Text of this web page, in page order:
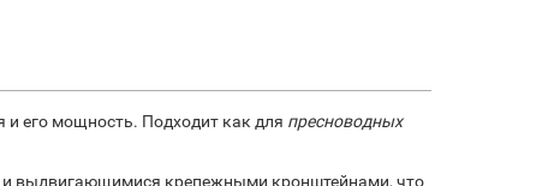
его мощность. Подходит как для пресноводных
и выдвигающимися крепежными кронштейнами, что